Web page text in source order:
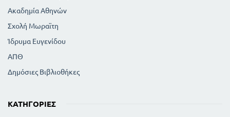
Ακαδημία Αθηνών
Σχολή Μωραϊτη
Ίδρυμα Ευγενίδου
ΑΠΘ
Δημόσιες Βιβλιοθήκες
ΚΑΤΗΓΟΡΊΕΣ